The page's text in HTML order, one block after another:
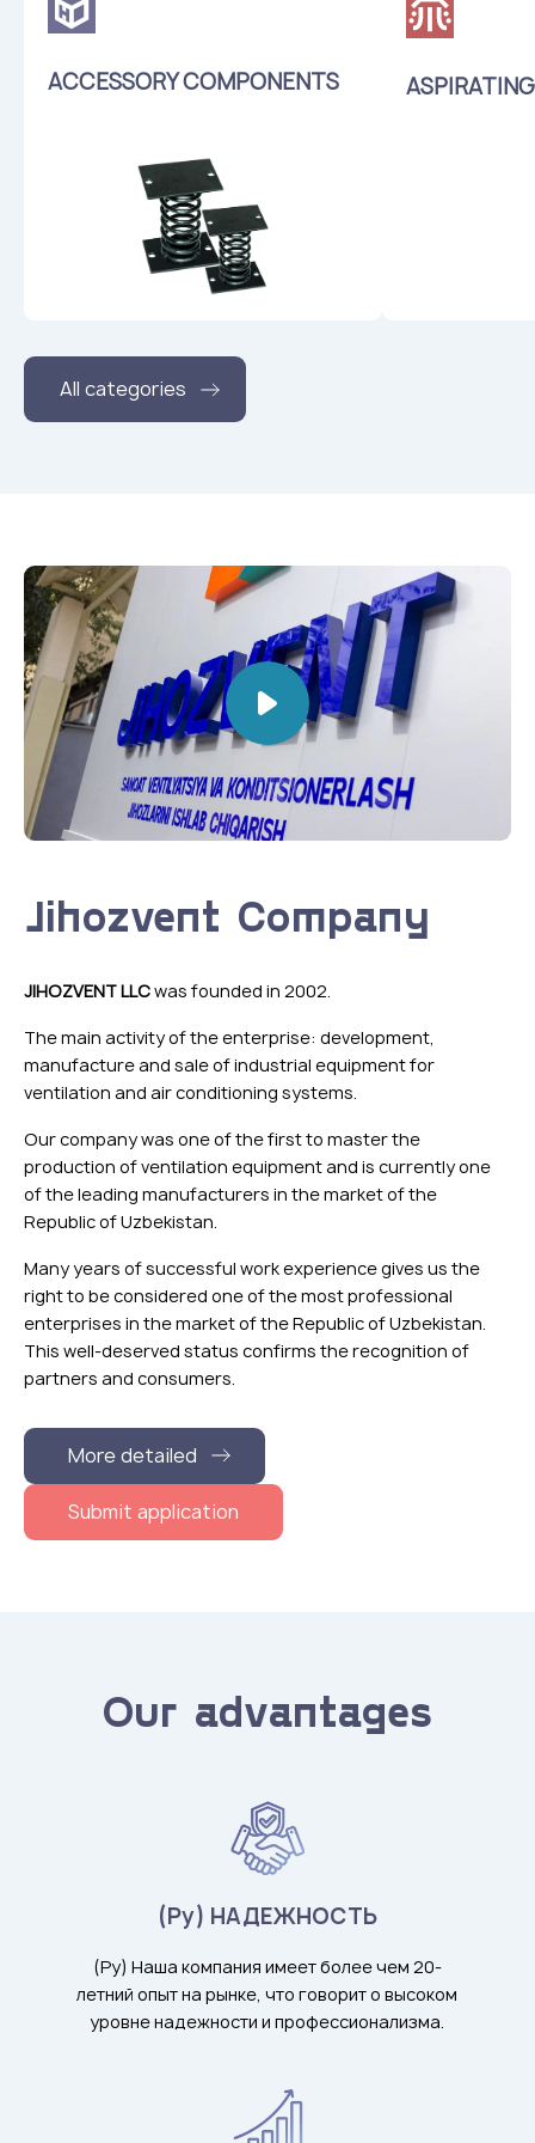
ACCESSORY COMPONENTS
All categories
Jihozvent Company
JIHOZVENT LLCwas founded in 2002.
The main activity of the enterprise: development,
manufacture and sale of industrial equipment for
ventilation and air conditioning systems.
Our company was one of the first to master the
production of ventilation equipment and is currently one
of the leading manufacturers in the market of the
Republic of Uzbekistan.
Many years of successful work experience gives us the
right to be considered one of the most professional
enterprises in the market of the Republic of Uzbekistan.
This well-deserved status confirms the recognition of
partners and consumers.
More detailed
Submit application
Our advantages
(Ру) НАДЕЖНОСТЬ
(Ру) Наша компания имеет более чем 20-
летний опыт на рынке, что говорит о высоком
уровне надежности и профессионализма.